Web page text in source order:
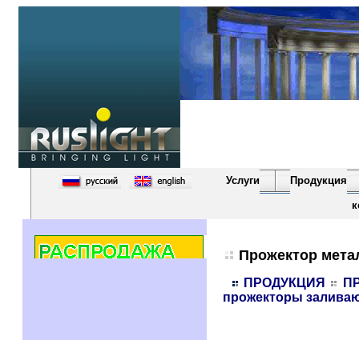
Услуги Продукция
Прожектор
ПРОДУКЦИЯ
прожекторы